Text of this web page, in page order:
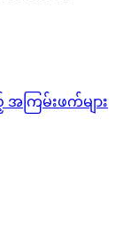
ကြမ်းဖက်များ